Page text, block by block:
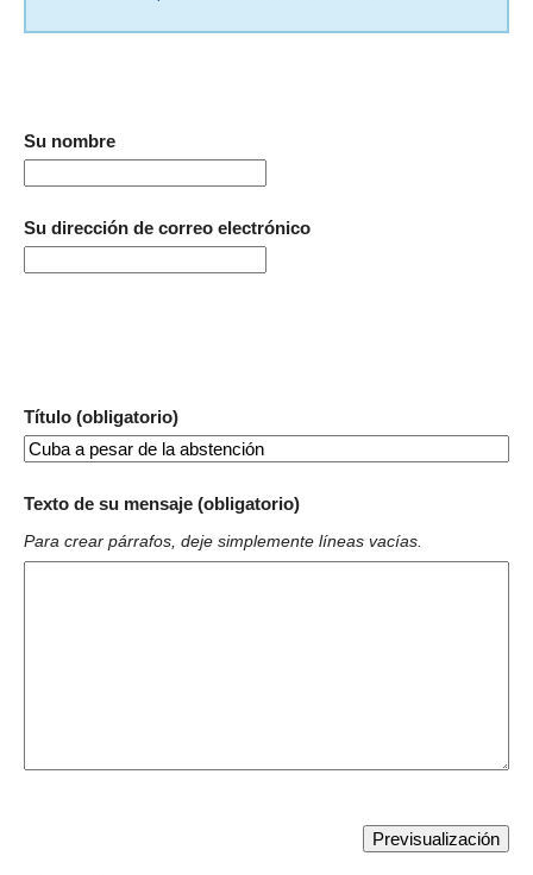
Su nombre
Su dirección de correo electrónico
Título (obligatorio)
Texto de su mensaje (obligatorio)
Para crear párrafos, deje simplemente líneas vacías.